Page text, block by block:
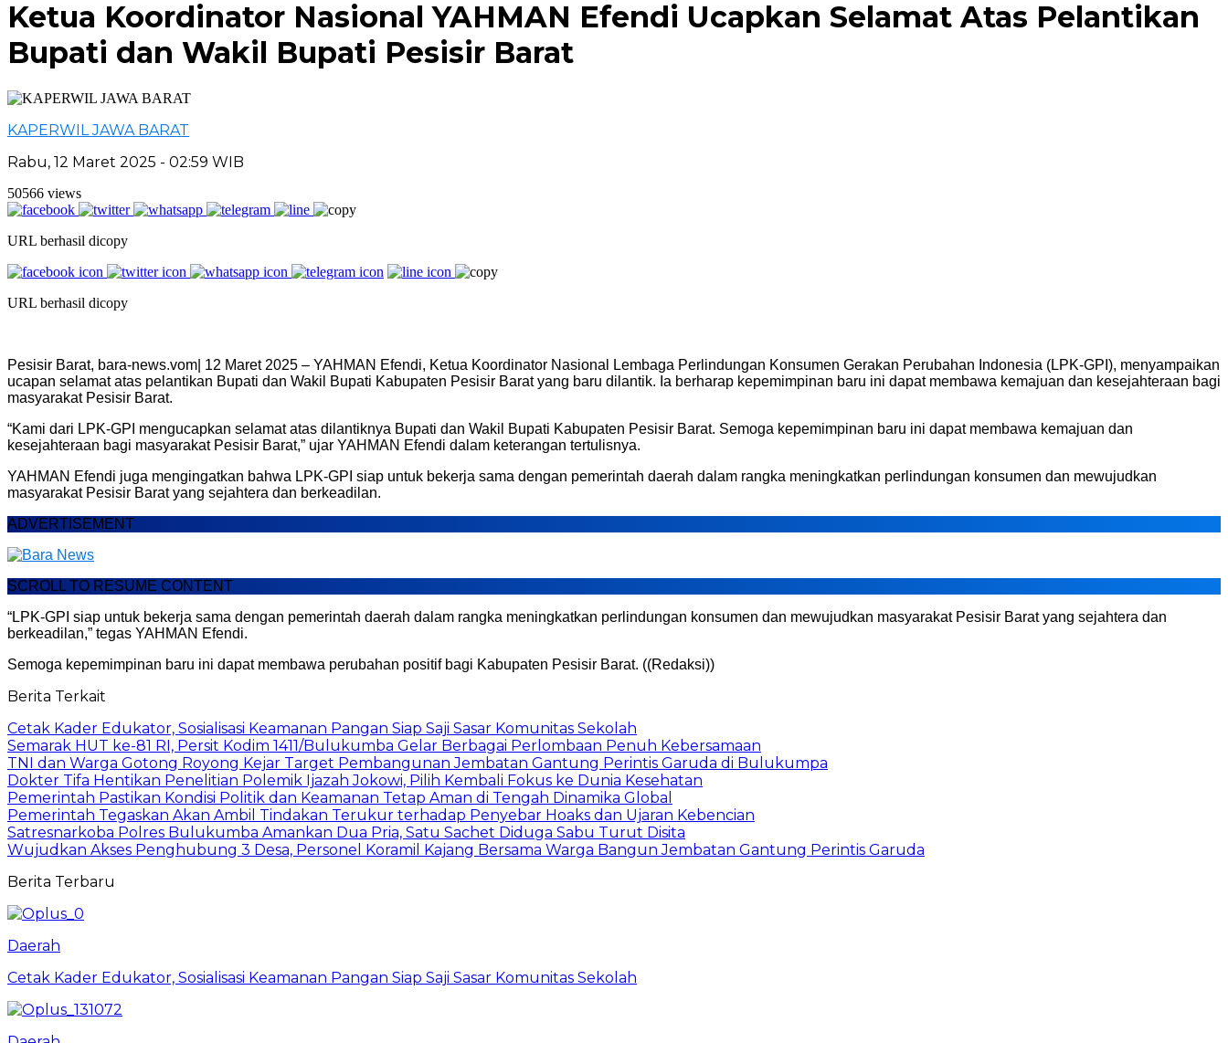
Ketua Koordinator Nasional YAHMAN Efendi Ucapkan Selamat Atas Pelantikan
Bupati dan Wakil Bupati Pesisir Barat
KAPERWIL JAWA BARAT
Rabu, 12 Maret 2025 - 02:59 WIB
50566 views
URL berhasil dicopy
URL berhasil dicopy
Pesisir Barat, bara-news.vom| 12 Maret 2025 – YAHMAN Efendi, Ketua Koordinator Nasional Lembaga Perlindungan Konsumen Gerakan Perubahan Indonesia (LPK-GPI), menyampaikan
ucapan selamat atas pelantikan Bupati dan Wakil Bupati Kabupaten Pesisir Barat yang baru dilantik. Ia berharap kepemimpinan baru ini dapat membawa kemajuan dan kesejahteraan bagi
masyarakat Pesisir Barat.
“Kami dari LPK-GPI mengucapkan selamat atas dilantiknya Bupati dan Wakil Bupati Kabupaten Pesisir Barat. Semoga kepemimpinan baru ini dapat membawa kemajuan dan
kesejahteraan bagi masyarakat Pesisir Barat,” ujar YAHMAN Efendi dalam keterangan tertulisnya.
YAHMAN Efendi juga mengingatkan bahwa LPK-GPI siap untuk bekerja sama dengan pemerintah daerah dalam rangka meningkatkan perlindungan konsumen dan mewujudkan
masyarakat Pesisir Barat yang sejahtera dan berkeadilan.
ADVERTISEMENT
SCROLL TO RESUME CONTENT
“LPK-GPI siap untuk bekerja sama dengan pemerintah daerah dalam rangka meningkatkan perlindungan konsumen dan mewujudkan masyarakat Pesisir Barat yang sejahtera dan
berkeadilan,” tegas YAHMAN Efendi.
Semoga kepemimpinan baru ini dapat membawa perubahan positif bagi Kabupaten Pesisir Barat. ((Redaksi))
Berita Terkait
Cetak Kader Edukator, Sosialisasi Keamanan Pangan Siap Saji Sasar Komunitas Sekolah
Semarak HUT ke-81 RI, Persit Kodim 1411/Bulukumba Gelar Berbagai Perlombaan Penuh Kebersamaan
TNI dan Warga Gotong Royong Kejar Target Pembangunan Jembatan Gantung Perintis Garuda di Bulukumpa
Dokter Tifa Hentikan Penelitian Polemik Ijazah Jokowi, Pilih Kembali Fokus ke Dunia Kesehatan
Pemerintah Pastikan Kondisi Politik dan Keamanan Tetap Aman di Tengah Dinamika Global
Pemerintah Tegaskan Akan Ambil Tindakan Terukur terhadap Penyebar Hoaks dan Ujaran Kebencian
Satresnarkoba Polres Bulukumba Amankan Dua Pria, Satu Sachet Diduga Sabu Turut Disita
Wujudkan Akses Penghubung 3 Desa, Personel Koramil Kajang Bersama Warga Bangun Jembatan Gantung Perintis Garuda
Berita Terbaru
Daerah
Cetak Kader Edukator, Sosialisasi Keamanan Pangan Siap Saji Sasar Komunitas Sekolah